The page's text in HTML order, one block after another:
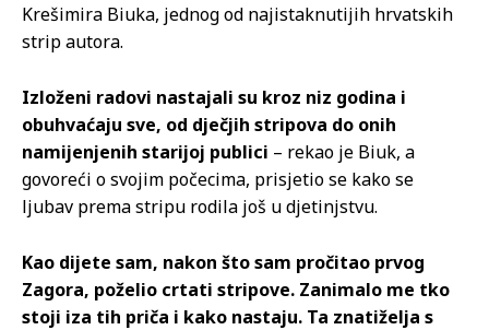
Krešimira Biuka, jednog od najistaknutijih hrvatskih
strip autora.
Izloženi radovi nastajali su kroz niz godina i
obuhvaćaju sve, od dječjih stripova do onih
namijenjenih starijoj publici – rekao je Biuk, a
govoreći o svojim počecima, prisjetio se kako se
ljubav prema stripu rodila još u djetinjstvu.
Kao dijete sam, nakon što sam pročitao prvog
Zagora, poželio crtati stripove. Zanimalo me tko
stoji iza tih priča i kako nastaju. Ta znatiželja s